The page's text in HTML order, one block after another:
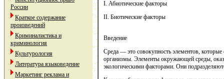
России
Краткое содержание
произведений
Криминалистика и
криминология
Культурология
Литература языковедение
Маркетинг реклама и
I. Абиотические факторы
II. Биотические факторы
Введение
Среда — это совокупность элементов,
организмы. Элементы окружающей среды,
экологическими факторами. Они